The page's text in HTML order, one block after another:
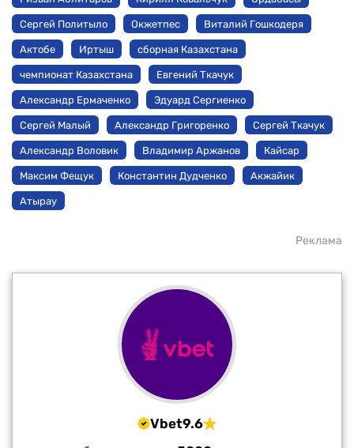
Сергей Политыло Окжетпес Виталий Гошкодеря
Актобе Иртыш сборная Казахстана
чемпионат Казахстана Евгений Ткачук
Александр Ермаченко Эдуард Сергиенко
Сергей Малый Александр Григоренко Сергей Ткачук
Александр Воловик Владимир Аржанов Кайсар
Максим Фещук Константин Дудченко Акжайик
Атырау
Реклама
Vbet9.6